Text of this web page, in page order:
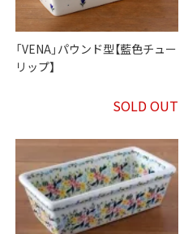
「VENA」パウンド型【藍色チュー
リップ】
SOLD OUT